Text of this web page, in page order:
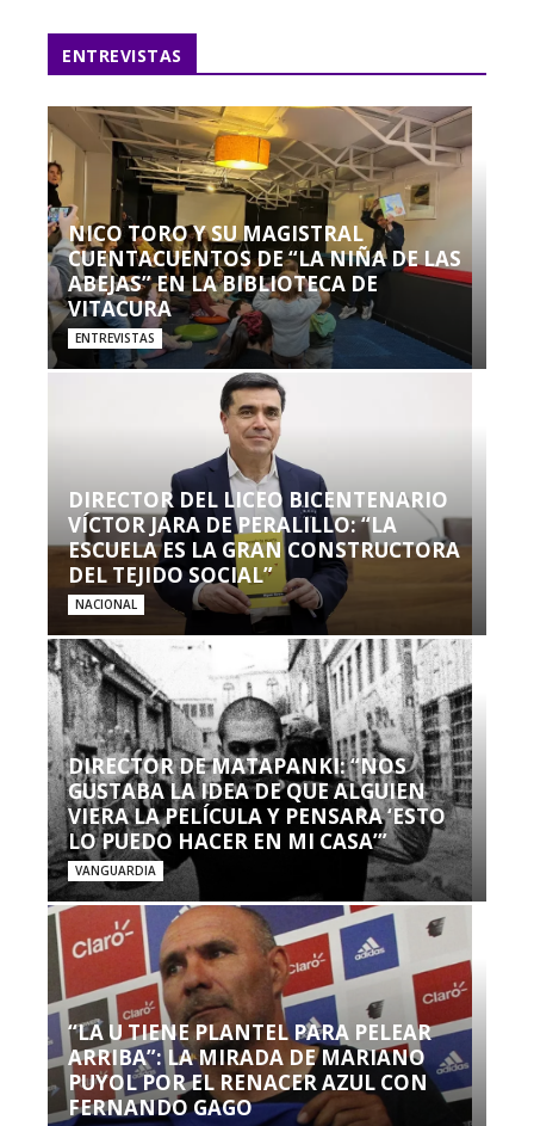
ENTREVISTAS
NICO TORO Y SU MAGISTRAL
CUENTACUENTOS DE “LA NIÑA DE LAS
ABEJAS” EN LA BIBLIOTECA DE
VITACURA
ENTREVISTAS
DIRECTOR DEL LICEO BICENTENARIO
VÍCTOR JARA DE PERALILLO: “LA
ESCUELA ES LA GRAN CONSTRUCTORA
DEL TEJIDO SOCIAL”
NACIONAL
DIRECTOR DE MATAPANKI: “NOS
GUSTABA LA IDEA DE QUE ALGUIEN
VIERA LA PELÍCULA Y PENSARA ‘ESTO
LO PUEDO HACER EN MI CASA’”
VANGUARDIA
“LA U TIENE PLANTEL PARA PELEAR
ARRIBA”: LA MIRADA DE MARIANO
PUYOL POR EL RENACER AZUL CON
FERNANDO GAGO